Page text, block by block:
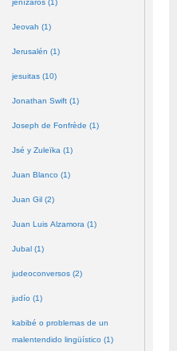
jenízaros (1)
Jeovah (1)
Jerusalén (1)
jesuitas (10)
Jonathan Swift (1)
Joseph de Fonfrède (1)
Jsé y Zuleïka (1)
Juan Blanco (1)
Juan Gil (2)
Juan Luis Alzamora (1)
Jubal (1)
judeoconversos (2)
judío (1)
kabibé o problemas de un
malentendido lingüístico (1)